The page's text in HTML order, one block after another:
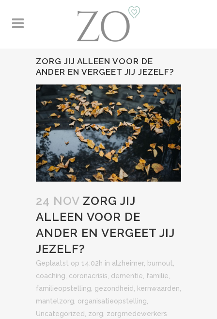
ZORG JIJ ALLEEN VOOR DE
ANDER EN VERGEET JIJ JEZELF?
24 NOV ZORG JIJ
ALLEEN VOOR DE
ANDER EN VERGEET JIJ
JEZELF?
Geplaatst op 14:02h in alzheimer, burnout
coaching coronacrisis dementie familie
familieopstelling gezondheid kernwaarden
mantelzorg organisatieopstelling
Uncategorized
zorg zorgmedewerkers